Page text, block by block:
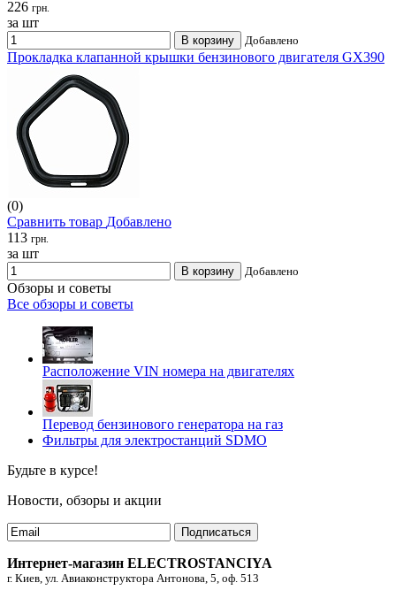
226 грн.
за шт
В корзину Добавлено
Прокладка клапанной крышки бензинового двигателя GX390
(0)
Сравнить товар Добавлено
113 грн.
за шт
В корзину Добавлено
Обзоры и советы
Все обзоры и советы
Расположение VIN номера на двигателях
Перевод бензинового генератора на газ
Фильтры для электростанций SDMO
Будьте в курсе!
Новости, обзоры и акции
Подписаться
Интернет-магазин ELECTROSTANCIYA
г. Киев, ул. Авиаконструктора Антонова, 5, оф. 513